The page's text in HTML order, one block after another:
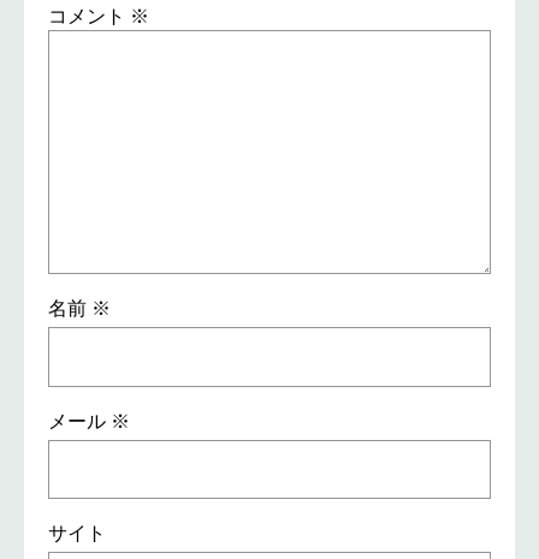
コメント ※
名前 ※
メール ※
サイト